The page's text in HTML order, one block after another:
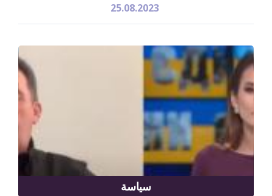
25.08.2023
سياسة